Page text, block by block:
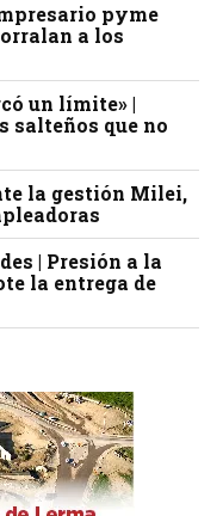
pyme
a los
un límite» |
salteños que no
la gestión Milei,
| Presión a la
la entrega de